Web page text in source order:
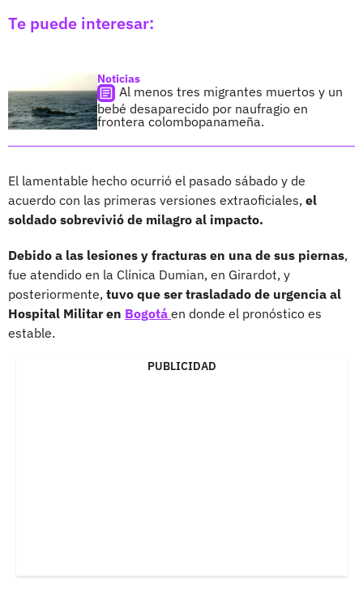
Te puede interesar:
Noticias
Al menos tres migrantes muertos y un
bebé desaparecido por naufragio en
frontera colombopanameña.
El lamentable hecho ocurrió el pasado sábado y de
acuerdo con las primeras versiones extraoficiales, el
soldado sobrevivió de milagro al impacto.
Debido a las lesiones y fracturas en una de sus piernas,
fue atendido en la Clínica Dumian, en Girardot, y
posteriormente, tuvo que ser trasladado de urgencia al
Hospital Militar en Bogotá en donde el pronóstico es
estable.
PUBLICIDAD